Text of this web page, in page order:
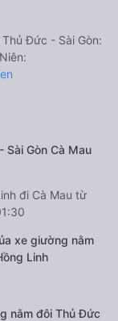
Đức - Sài Gòn:
Gòn Cà Mau
đi Cà Mau từ
xe giường nằm
Linh
nằm đôi Thủ Đức